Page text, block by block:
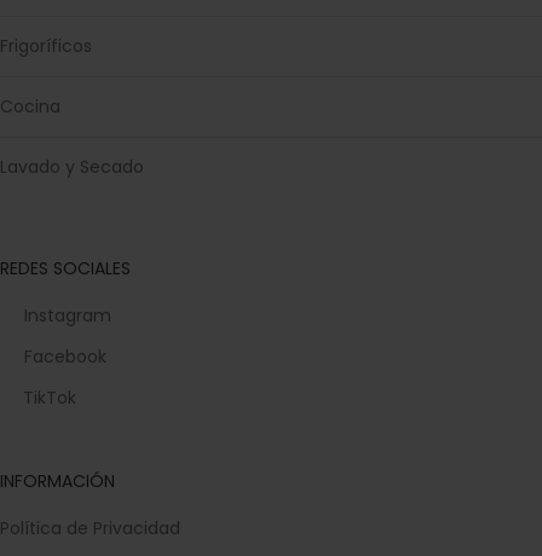
Frigoríficos
Cocina
Lavado y Secado
REDES SOCIALES
Instagram
Facebook
TikTok
INFORMACIÓN
Política de Privacidad